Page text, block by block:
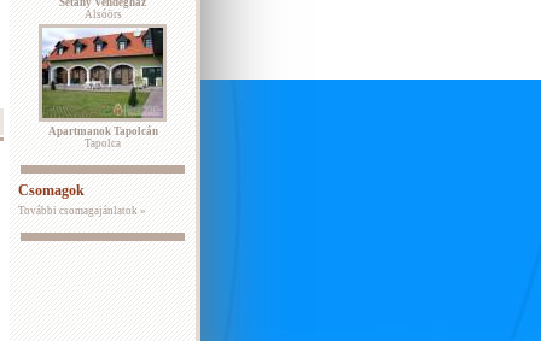
Sétány Vendégház
Alsóörs
Apartmanok Tapolcán
Tapolca
Csomagok
További csomagajánlatok »